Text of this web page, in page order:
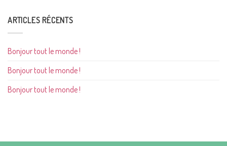
ARTICLES RÉCENTS
Bonjour tout le monde !
Bonjour tout le monde !
Bonjour tout le monde !